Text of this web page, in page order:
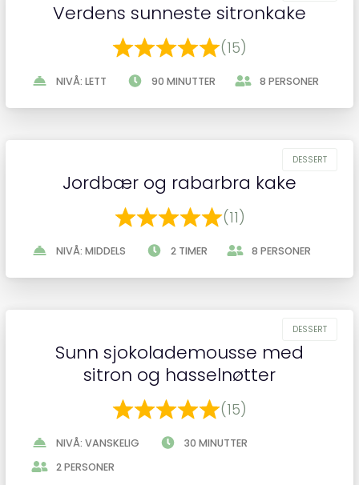
Verdens sunneste sitronkake
(15)
NIVÅ: LETT 90 MINUTTER 8 PERSONER
Jordbær og rabarbra kake
(11)
NIVÅ: MIDDELS 2 TIMER 8 PERSONER
Sunn sjokolademousse med
sitron og hasselnøtter
(15)
NIVÅ: VANSKELIG
30 MINUTTER
2 PERSONER